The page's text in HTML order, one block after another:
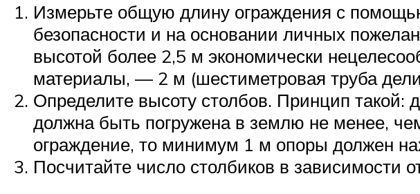
Измерьте общую длину ограждения с
безопасности и на основании личных
высотой более 2,5 м экономически
материалы, — 2 м (шестиметровая труба
Определите высоту столбов. Принцип такой:
должна быть погружена в землю не менее,
ограждение, то минимум 1 м опоры должен
Посчитайте число столбиков в зависимости